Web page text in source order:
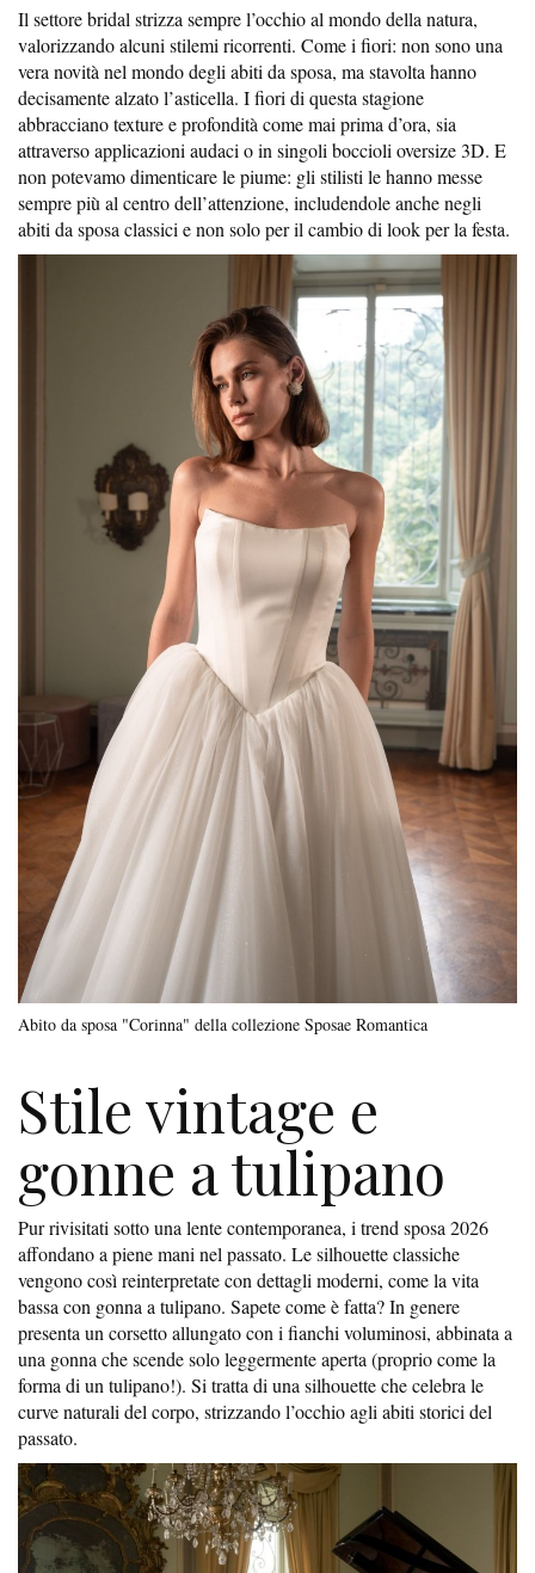
Il settore bridal strizza sempre l’occhio al mondo della natura,
valorizzando alcuni stilemi ricorrenti. Come i fiori: non sono una
vera novità nel mondo degli abiti da sposa, ma stavolta hanno
decisamente alzato l’asticella. I fiori di questa stagione
abbracciano texture e profondità come mai prima d’ora, sia
attraverso applicazioni audaci o in singoli boccioli oversize 3D. E
non potevamo dimenticare le piume: gli stilisti le hanno messe
sempre più al centro dell’attenzione, includendole anche negli
abiti da sposa classici e non solo per il cambio di look per la festa.
Abito da sposa "Corinna" della collezione Sposae Romantica
Stile vintage e
gonne a tulipano
Pur rivisitati sotto una lente contemporanea, i trend sposa 2026
affondano a piene mani nel passato. Le silhouette classiche
vengono così reinterpretate con dettagli moderni, come la vita
bassa con gonna a tulipano. Sapete come è fatta? In genere
presenta un corsetto allungato con i fianchi voluminosi, abbinata a
una gonna che scende solo leggermente aperta (proprio come la
forma di un tulipano!). Si tratta di una silhouette che celebra le
curve naturali del corpo, strizzando l’occhio agli abiti storici del
passato.